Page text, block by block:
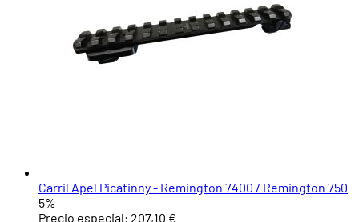
Carril Apel Picatinny - Remington 7400 / Remington 750
5%
Precio especial: 207,10 €